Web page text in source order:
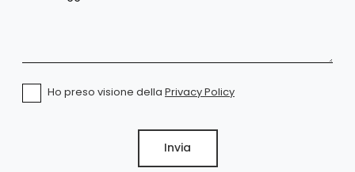
Ho preso visione della Privacy Policy
Invia